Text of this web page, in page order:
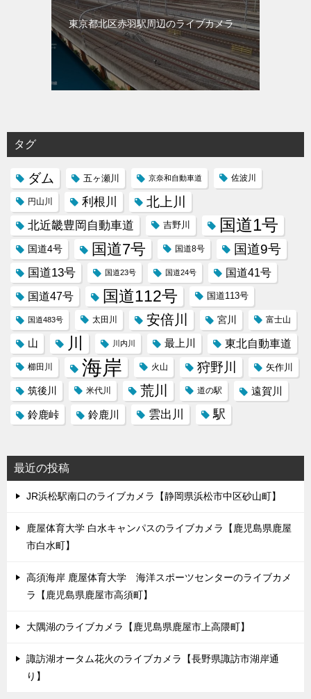
東京都北区赤羽駅周辺のライブカメラ
タグ
ダム 五ヶ瀬川 京奈和自動車道 佐波川
円山川 利根川 北上川
北近畿豊岡自動車道 吉野川 国道1号
国道4号 国道7号 国道8号 国道9号
国道13号 国道23号 国道24号 国道41号
国道47号 国道112号 国道113号
国道483号 太田川 安倍川 宮川 富士山
山 川 川内川 最上川 東北自動車道
櫛田川 海岸 火山 狩野川 矢作川
筑後川 米代川 荒川 道の駅
遠賀川
鈴鹿峠
鈴鹿川 雲出川 駅
最近の投稿
JR浜松駅南口のライブカメラ【静岡県浜松市中区砂山町】
鹿屋体育大学 白水キャンパスのライブカメラ【鹿児島県鹿屋
市白水町】
高須海岸 鹿屋体育大学 海洋スポーツセンターのライブカメ
ラ【鹿児島県鹿屋市高須町】
大隅湖のライブカメラ【鹿児島県鹿屋市上高隈町】
諏訪湖オータム花火のライブカメラ【長野県諏訪市湖岸通
り】